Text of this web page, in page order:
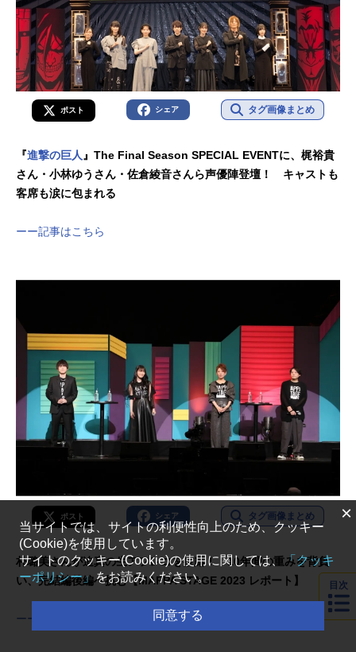
ポスト シェア タグ画像まとめ
『進撃の巨人 』The Final Season SPECIAL EVENTに、梶裕貴
さん・小林ゆうさん・佐倉綾音さんら声優陣登壇！ キャストも
客席も涙に包まれる
ーー記事はこちら
ポスト シェア タグ画像まとめ
朴璐美さんが迫真の生アフレコを披露！ 10年間の重みを背負
い、完結編後編へ挑む【MAPPA STAGE 2023 レポート】
ーー記事はこちら
目次
×
当サイトでは、サイトの利便性向上のため、クッキー
(Cookie)を使用しています。
サイトのクッキー(Cookie)の使用に関しては、「クッキ
ーポリシー」をお読みください。
同意する